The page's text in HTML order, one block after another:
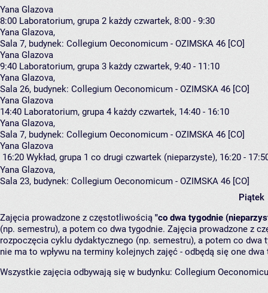
Yana Glazova
8:00 Laboratorium, grupa 2 każdy czwartek, 8:00 - 9:30
Yana Glazova,
Sala 7, budynek: Collegium Oeconomicum - OZIMSKA 46 [CO]
Yana Glazova
9:40 Laboratorium, grupa 3 każdy czwartek, 9:40 - 11:10
Yana Glazova,
Sala 26, budynek: Collegium Oeconomicum - OZIMSKA 46 [CO]
Yana Glazova
14:40 Laboratorium, grupa 4 każdy czwartek, 14:40 - 16:10
Yana Glazova,
Sala 7, budynek: Collegium Oeconomicum - OZIMSKA 46 [CO]
Yana Glazova
16:20 Wykład, grupa 1 co drugi czwartek (nieparzyste), 16:20 -
Yana Glazova,
Sala 23, budynek: Collegium Oeconomicum - OZIMSKA 46 [CO]
Piątek
Zajęcia prowadzone z częstotliwością "co dwa tygodnie
(np. semestru), a potem co dwa tygodnie. Zajęcia prowadzone z
rozpoczęcia cyklu dydaktycznego (np. semestru), a potem co
nie ma to wpływu na terminy kolejnych zajęć - odbędą się one
Wszystkie zajęcia odbywają się w budynku: Collegium